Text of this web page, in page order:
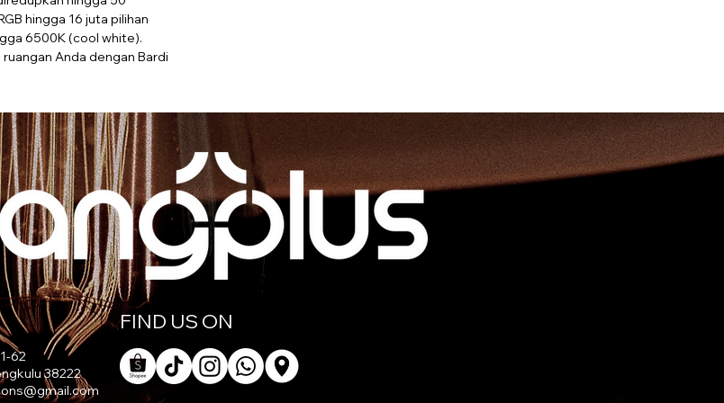
hingga 16 juta pilihan
6500K (cool white).
Anda dengan Bardi
Masa Hidup Produk : 50.000 Hours
Fungsi : CCT, Dimmable, RGB, App Control, Timer
FIND US ON
62
38222